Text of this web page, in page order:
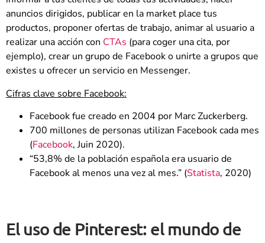
anuncios dirigidos, publicar en la market place tus
productos, proponer ofertas de trabajo, animar al usuario a
realizar una acción con CTAs (para coger una cita, por
ejemplo), crear un grupo de Facebook o unirte a grupos que
existes u ofrecer un servicio en Messenger.
Cifras clave sobre Facebook:
Facebook fue creado en 2004 por Marc Zuckerberg.
700 millones de personas utilizan Facebook cada mes
(Facebook, Juin 2020).
“53,8% de la población española era usuario de
Facebook al menos una vez al mes.” (Statista, 2020)
El uso de Pinterest: el mundo de